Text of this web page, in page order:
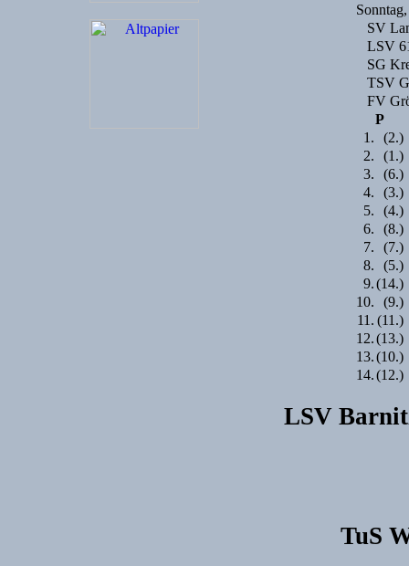
SV
LSV
SG
TSV
FV
P
1.
(2.)
2.
(1.)
3.
(6.)
4.
(3.)
5.
(4.)
6.
(8.)
7.
(7.)
8.
(5.)
9.(14.)
10.
(9.)
11. (11.)
12.(13.)
13.(10.)
14.(12.)
LSV
TuS